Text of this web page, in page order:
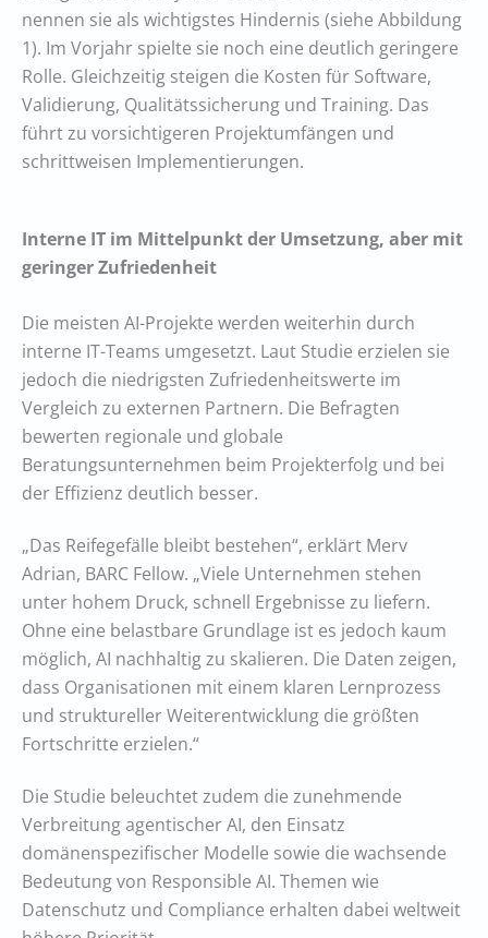
nennen sie als wichtigstes Hindernis (siehe Abbildung
1). Im Vorjahr spielte sie noch eine deutlich geringere
Rolle. Gleichzeitig steigen die Kosten für Software,
Validierung, Qualitätssicherung und Training. Das
führt zu vorsichtigeren Projektumfängen und
schrittweisen Implementierungen.
Interne IT im Mittelpunkt der Umsetzung, aber mit
geringer Zufriedenheit
Die meisten AI-Projekte werden weiterhin durch
interne IT-Teams umgesetzt. Laut Studie erzielen sie
jedoch die niedrigsten Zufriedenheitswerte im
Vergleich zu externen Partnern. Die Befragten
bewerten regionale und globale
Beratungsunternehmen beim Projekterfolg und bei
der Effizienz deutlich besser.
„Das Reifegefälle bleibt bestehen“, erklärt Merv
Adrian, BARC Fellow. „Viele Unternehmen stehen
unter hohem Druck, schnell Ergebnisse zu liefern.
Ohne eine belastbare Grundlage ist es jedoch kaum
möglich, AI nachhaltig zu skalieren. Die Daten zeigen,
dass Organisationen mit einem klaren Lernprozess
und struktureller Weiterentwicklung die größten
Fortschritte erzielen.“
Die Studie beleuchtet zudem die zunehmende
Verbreitung agentischer AI, den Einsatz
domänenspezifischer Modelle sowie die wachsende
Bedeutung von Responsible AI. Themen wie
Datenschutz und Compliance erhalten dabei weltweit